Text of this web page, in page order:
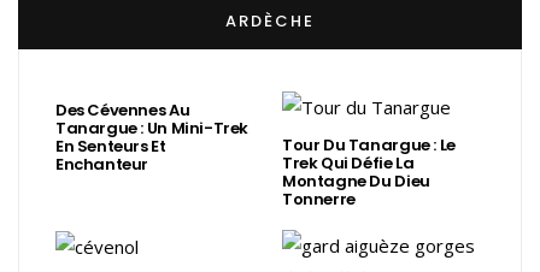
ARDÈCHE
Des Cévennes Au
Tanargue : Un Mini-Trek
En Senteurs Et
Enchanteur
Tour Du Tanargue : Le
Trek Qui Défie La
Montagne Du Dieu
Tonnerre